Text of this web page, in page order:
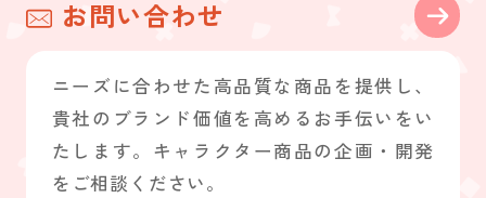
お問い合わせ
ニーズに合わせた高品質な商品を提供し、
貴社のブランド価値を高めるお手伝いをい
たします。キャラクター商品の企画・開発
をご相談ください。